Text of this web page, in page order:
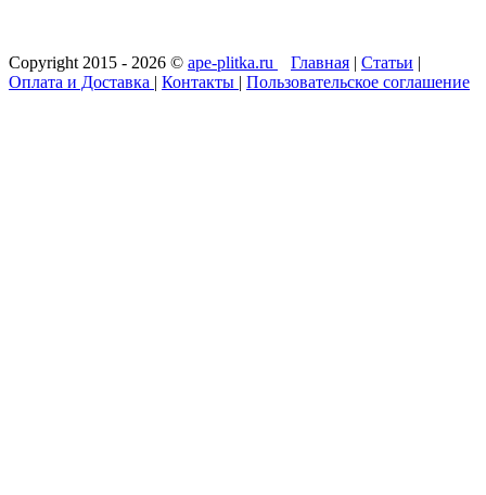
Copyright 2015 - 2026 © ape-plitka.ru Главная | Статьи |
Оплата и Доставка | Контакты | Пользовательское соглашение